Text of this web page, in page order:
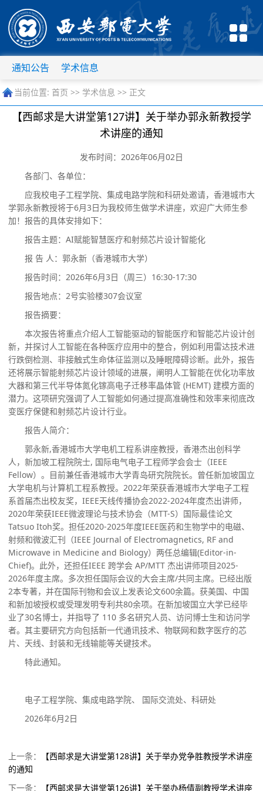
通知公告 学术信息
当前位置: 首页 >> 学术信息 >> 正文
【西邮求是大讲堂第127讲】关于举办郭永新教授学
术讲座的通知
发布时间：2026年06月02日
各部门、各单位：
应我校电子工程学院、集成电路学院和科研处邀请， 香港城市大
学郭永新教授将于6月3日为我校师生做学术讲座，欢迎广大师生参
加！报告的具体安排如下：
报告主题： AI赋能智慧医疗和射频芯片设计智能化
报 告 人 ： 郭永新 （香港城市大学）
报告时间： 2026年6月3日（周三） 16:30-17:30
报告地点： 2号实验楼307会议室
报告摘要：
本次报告将重点介绍人工智能驱动的智能医疗和智能芯片设计创
新，并探讨人工智能在各种医疗应用中的整合，例如利用雷达技术进
行跌倒检测、非接触式生命体征监测以及睡眠障碍诊断。此外，报告
还将展示智能射频芯片设计领域的进展，阐明人工智能在优化功率放
大器和第三代半导体氮化镓高电子迁移率晶体管 (HEMT) 建模方面的
潜力。这项研究强调了人工智能如何通过提高准确性和效率来彻底改
变医疗保健和射频芯片设计行业。
报告人简介：
郭永新,香港城市大学电机工程系讲座教授，香港杰出创科学
人，新加坡工程院院士, 国际电气电子工程师学会会士（IEEE
Fellow）。目前兼任香港城市大学青岛研究院院长。曾任新加坡国立
大学电机与计算机工程系教授。 2022年荣获香港城市大学电子工程
系首届杰出校友奖， IEEE天线传播协会2022-2024年度杰出讲师，
2020年荣获IEEE微波理论与技术协会（MTT-S）国际最佳论文
Tatsuo Itoh奖。担任2020-2025年度IEEE医药和生物学中的电磁、
射频和微波汇刊（IEEE Journal of Electromagnetics, RF and
Microwave in Medicine and Biology）两任总编辑(Editor-in-
Chief)。此外，还担任IEEE 跨学会 AP/MTT 杰出讲师项目2025-
2026年度主席。多次担任国际会议的大会主席/共同主席。已经出版
2本专著，并在国际刊物和会议上发表论文600余篇。获美国、中国
和新加坡授权或受理发明专利共80余项。在新加坡国立大学已经毕
业了30名博士，并指导了 110 多名研究人员、访问博士生和访问学
者。其主要研究方向包括新一代通讯技术、物联网和数字医疗的芯
片、天线、封装和无线输能等关键技术。
特此通知。
电子工程学院、集成电路学院、
国际交流处、科研处
2026年6月2日
上一条：
【西邮求是大讲堂第128讲】关于举办党争胜教授学术讲座
的通知
下一条：
【西邮求是大讲堂第126讲】关于举办杨倩副教授学术讲座